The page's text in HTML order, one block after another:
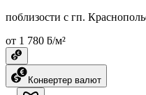
поблизости с гп.
от 1 780 ƃ/м²
Конвертер валют